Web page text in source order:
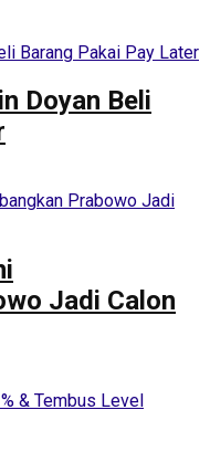
Doyan Beli
Jadi Calon